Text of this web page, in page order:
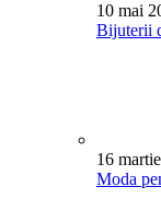
10 mai
Bijuterii
16
Moda